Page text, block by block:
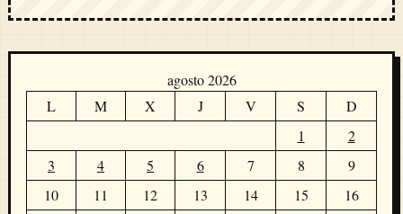
agosto 2026
L
M X J V S
D
1
2
3
4 5 6 7 8
9
10
11 12 13 14 15
16